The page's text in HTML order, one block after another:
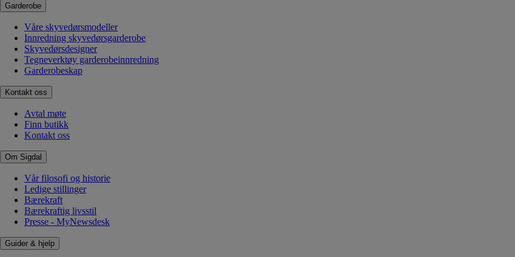
Garderobe
Våre skyvedørsmodeller
Innredning skyvedørsgarderobe
Skyvedørsdesigner
Tegneverktøy garderobeinnredning
Garderobeskap
Kontakt oss
Avtal møte
Finn butikk
Kontakt oss
Om Sigdal
Vår filosofi og historie
Ledige stillinger
Bærekraft
Bærekraftig livsstil
Presse - MyNewsdesk
Guider & hjelp